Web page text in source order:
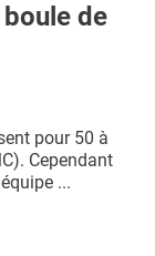
de
pour 50 à
Cependant
...